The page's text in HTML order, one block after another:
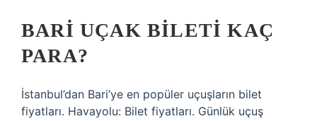
BARI UÇAK BILETI KAÇ
PARA?
İstanbul’dan Bari’ye en popüler uçuşların bilet
fiyatları. Havayolu: Bilet fiyatları. Günlük uçuş